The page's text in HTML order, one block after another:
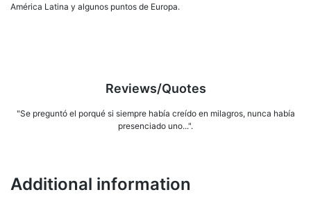
América Latina y algunos puntos de Europa.
Reviews/Quotes
"Se preguntó el porqué si siempre había creído en milagros, nunca había
presenciado uno...".
Additional information